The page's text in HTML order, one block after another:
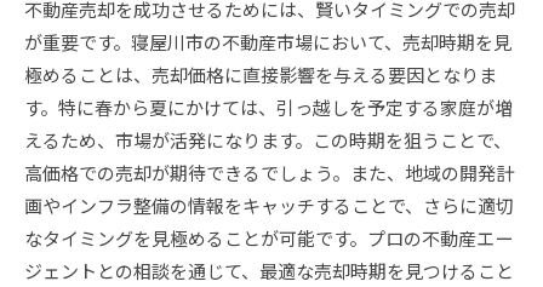
不動産売却を成功させるためには、賢いタイミングでの売却
が重要です。寝屋川市の不動産市場において、売却時期を見
極めることは、売却価格に直接影響を与える要因となりま
す。特に春から夏にかけては、引っ越しを予定する家庭が増
えるため、市場が活発になります。この時期を狙うことで、
高価格での売却が期待できるでしょう。また、地域の開発計
画やインフラ整備の情報をキャッチすることで、さらに適切
なタイミングを見極めることが可能です。プロの不動産エー
ジェントとの相談を通じて、最適な売却時期を見つけること